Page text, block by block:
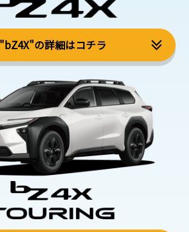
"bZ4X"の詳細はコチラ